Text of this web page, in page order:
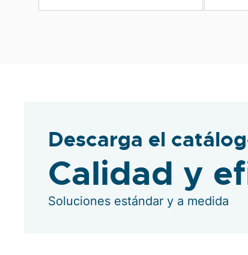
Descarga el
Calidad y
Soluciones estándar y a medida